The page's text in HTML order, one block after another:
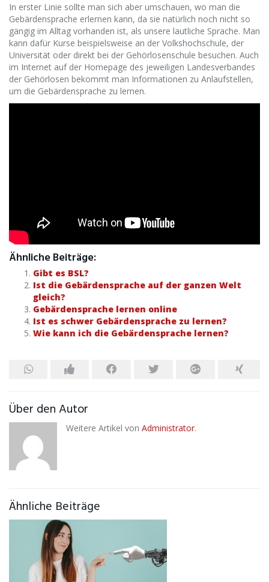
In erster Linie sollte man sich aber umschauen, wo man die
Gebärdensprache erlernen kann, da sie natürlich noch nicht so
gängig im Alltag vorhanden ist, als unsere lautliche Sprache. Man
kann dafür Kurse beispielsweise an der Volkshochschule, der
Universität oder direkt bei der Gehörlosenschule besuchen. Auch
im Internet auf der Homepage des jeweiligen Landesverbandes
der Gehörlosen bekommt man Informationen zu Anlaufstellen,
um die Gebärdensprache zu lernen.
Ähnliche Beiträge:
Gibt es BSL?
Ist die Gebärdensprache auf der ganzen Welt
gleich?
Gebärdensprache lernen online
Ist es schwer Gebärdensprache zu lernen?
Wie kann ich die Gebärdensprache lernen?
Über den Autor
Weitere Artikel von Administrator.
Ähnliche Beiträge